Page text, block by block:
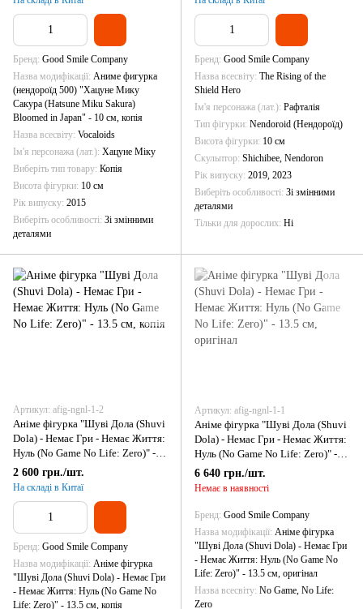
Бренд Good Smile Company
Назва модифікації Аниме фигурка
(нендороїд 500) "Хацуне Мику
Сакура (Hatsune Miku Sakura)
Bloomed in Japan" - 10 см, копія
Назва всесвіту Vocaloids
Ім'я персонажа (лат.) Хацуне Міку
Виберіть тип товару Копія
Висота фігурки 10 см
Рік випуску 2015
Виберіть особливості Зі змінними
деталями
Бренд Good Smile Company
Назва всесвіту The Rising of the
Shield Hero
Ім'я персонажа (лат.) Рафталія
Тип фігурки Nendoroid (Нендороїд)
Висота фігурки 10 см
Скульптор Shichibee, Nendoron
Рік випуску 2019, 2023
Виберіть особливості Зі змінними
деталями
Тільки для дорослих Ні
Артикул: afig-ngnl-1-2
Аніме фігурка "Шуві Дола (Shuvi
Dola) - Немає Гри - Немає Життя:
Нуль (No Game No Life: Zero)" -
13.5 см, копія
2 600 грн./шт.
На складі в Китаї
Бренд Good Smile Company
Назва модифікації Аніме фігурка
"Шуві Дола (Shuvi Dola) - Немає Гри
- Немає Життя: Нуль (No Game No
Life: Zero)" - 13.5 см, копія
Артикул: afig-ngnl-1-1
Аніме фігурка "Шуві Дола (Shuvi
Dola) - Немає Гри - Немає Життя:
Нуль (No Game No Life: Zero)" -
13.5 см, оригінал
6 640 грн./шт.
Немає в наявності
Бренд Good Smile Company
Назва модифікації Аніме фігурка
"Шуві Дола (Shuvi Dola) - Немає Гри
- Немає Життя: Нуль (No Game No
Life: Zero)" - 13.5 см, оригінал
Назва всесвіту No Game, No Life:
Zero